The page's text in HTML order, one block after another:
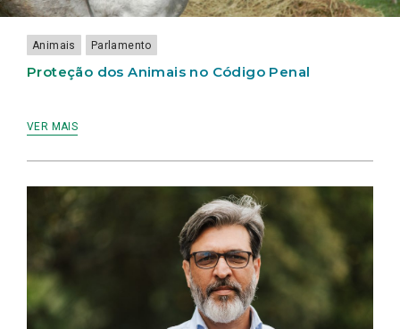
Animais Parlamento
Proteção dos Animais no Código Penal
VER MAIS